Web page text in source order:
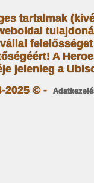
tartalmak
A
jelenleg a
2025 © -